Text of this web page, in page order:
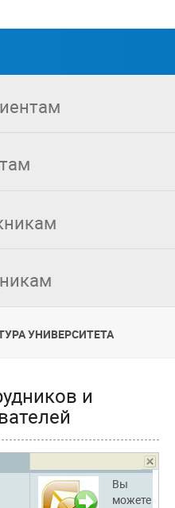
УНИВЕРСИТЕТА
и
Вы
можете